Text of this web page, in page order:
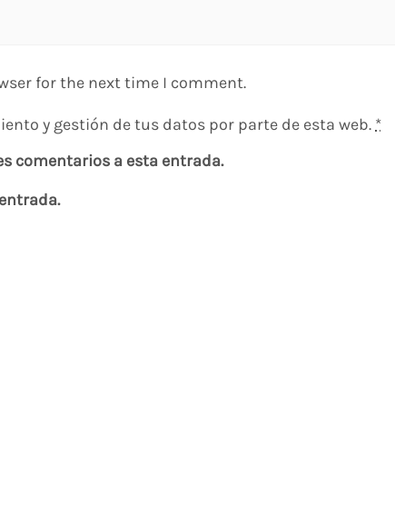
for the next time I comment.
y gestión de tus datos por parte de esta web. *
comentarios a esta entrada.